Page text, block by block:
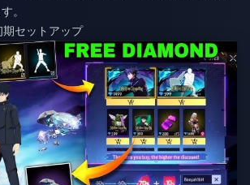
。
セットアップ